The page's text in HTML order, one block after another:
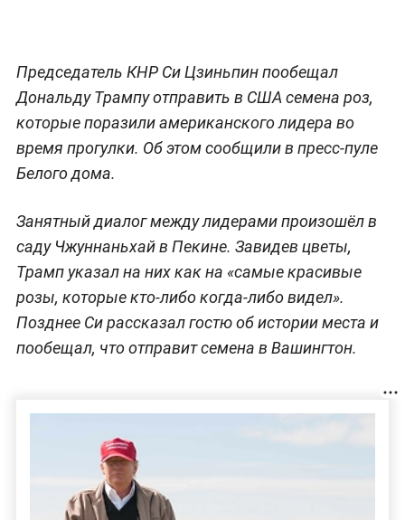
Председатель КНР Си Цзиньпин пообещал
Дональду Трампу отправить в США семена роз,
которые поразили американского лидера во
время прогулки. Об этом сообщили в пресс-пуле
Белого дома.
Занятный диалог между лидерами произошёл в
саду Чжуннаньхай в Пекине. Завидев цветы,
Трамп указал на них как на «самые красивые
розы, которые кто-либо когда-либо видел».
Позднее Си рассказал гостю об истории места и
пообещал, что отправит семена в Вашингтон.